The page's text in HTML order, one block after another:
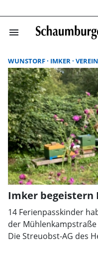
menu
WUNSTORF IMKER
Imker begeistern
14 Ferienpasskinder
der
Die Streuobst-AG des